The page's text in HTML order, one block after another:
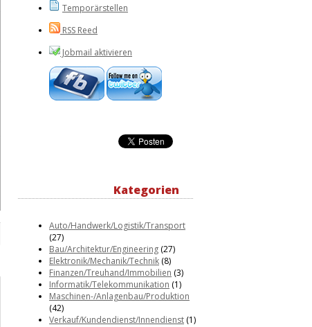
Temporärstellen
RSS Reed
Jobmail aktivieren
Kategorien
Auto/Handwerk/Logistik/Transport
(27)
Bau/Architektur/Engineering (27)
Elektronik/Mechanik/Technik (8)
Finanzen/Treuhand/Immobilien (3)
Informatik/Telekommunikation (1)
Maschinen-/Anlagenbau/Produktion
(42)
Verkauf/Kundendienst/Innendienst (1)